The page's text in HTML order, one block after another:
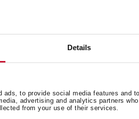
Details
ads, to provide social media features and
advertising and analytics partners
from your use of their services.